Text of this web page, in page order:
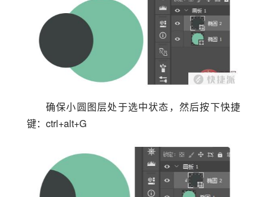
确保小圆图层处于选中状态，然后按下快捷
键：ctrl+alt+G